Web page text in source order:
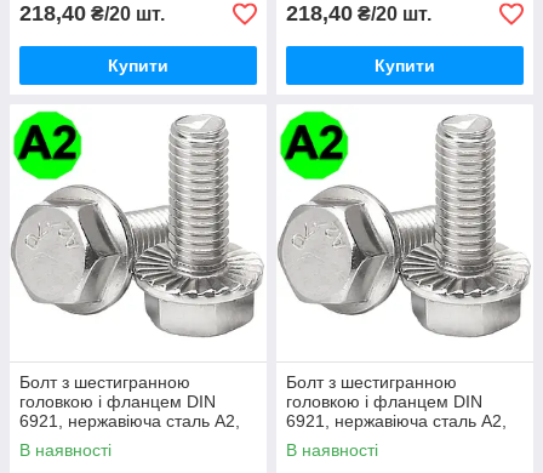
218,40 ₴/20 шт.
Купити
218,40 ₴/20 шт.
Купити
Болт з шестигранною
головкою і фланцем DIN
6921, нержавіюча сталь А2,
М8 X 45
В наявності
Болт з шестигранною
головкою і фланцем DIN
6921, нержавіюча сталь А2,
М8 X 50
В наявності